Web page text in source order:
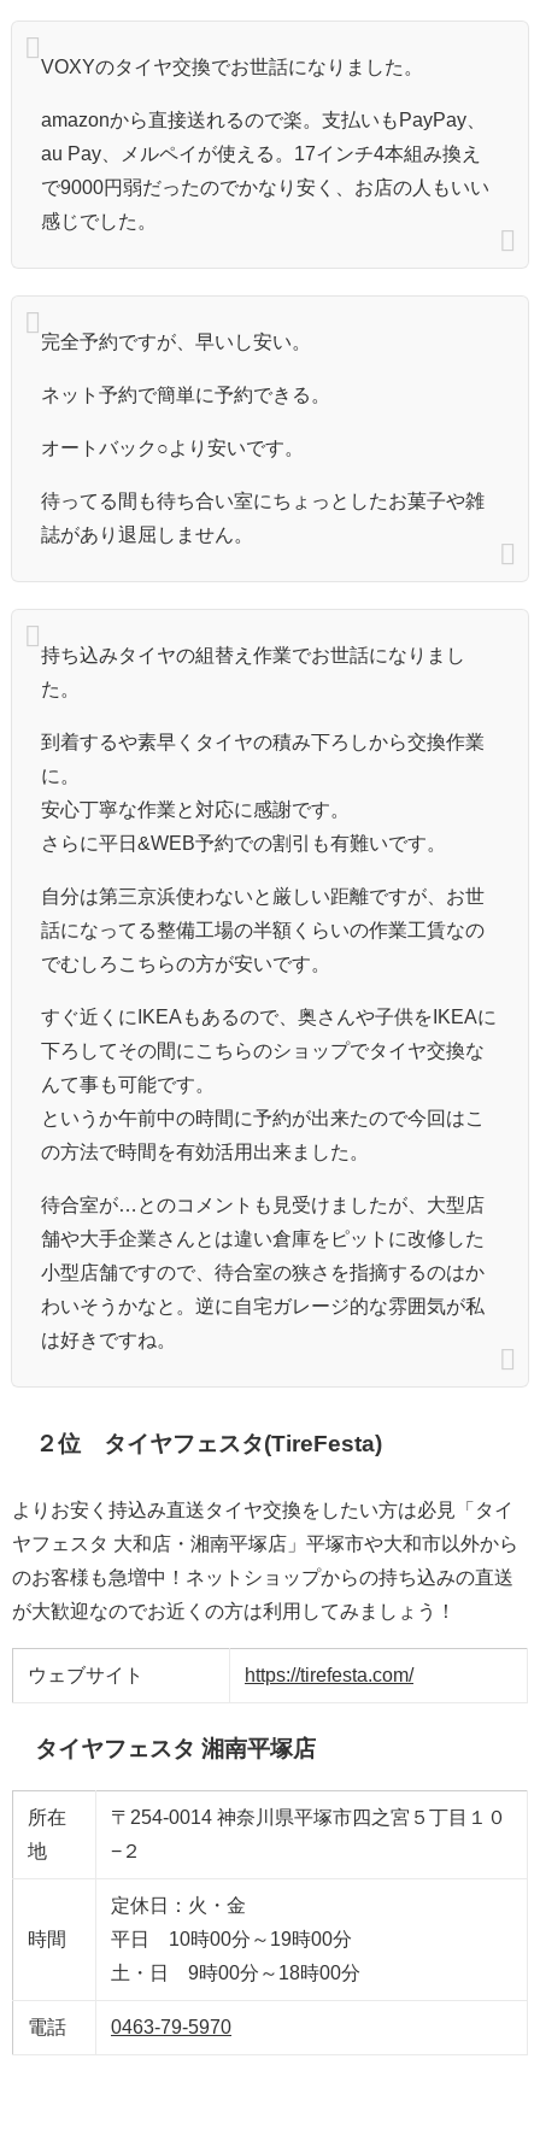
VOXYのタイヤ交換でお世話になりました。
amazonから直接送れるので楽。支払いもPayPay、
au Pay、メルペイが使える。17インチ4本組み換え
で9000円弱だったのでかなり安く、お店の人もいい
感じでした。
完全予約ですが、早いし安い。
ネット予約で簡単に予約できる。
オートバック○より安いです。
待ってる間も待ち合い室にちょっとしたお菓子や雑
誌があり退屈しません。
持ち込みタイヤの組替え作業でお世話になりまし
た。
到着するや素早くタイヤの積み下ろしから交換作業
に。
安心丁寧な作業と対応に感謝です。
さらに平日&WEB予約での割引も有難いです。
自分は第三京浜使わないと厳しい距離ですが、お世
話になってる整備工場の半額くらいの作業工賃なの
でむしろこちらの方が安いです。
すぐ近くにIKEAもあるので、奥さんや子供をIKEAに
下ろしてその間にこちらのショップでタイヤ交換な
んて事も可能です。
というか午前中の時間に予約が出来たので今回はこ
の方法で時間を有効活用出来ました。
待合室が…とのコメントも見受けましたが、大型店
舗や大手企業さんとは違い倉庫をピットに改修した
小型店舗ですので、待合室の狭さを指摘するのはか
わいそうかなと。逆に自宅ガレージ的な雰囲気が私
は好きですね。
２位 タイヤフェスタ(TireFesta)
よりお安く持込み直送タイヤ交換をしたい方は必見「タイ
ヤフェスタ 大和店・湘南平塚店」平塚市や大和市以外から
のお客様も急増中！ネットショップからの持ち込みの直送
が大歓迎なのでお近くの方は利用してみましょう！
ウェブサイト https://tirefesta.com/
タイヤフェスタ 湘南平塚店
所在
地
〒254-0014 神奈川県平塚市四之宮５丁目１０
−２
時間
定休日：火・金
平日 10時00分～19時00分
土・日 9時00分～18時00分
電話 0463-79-5970